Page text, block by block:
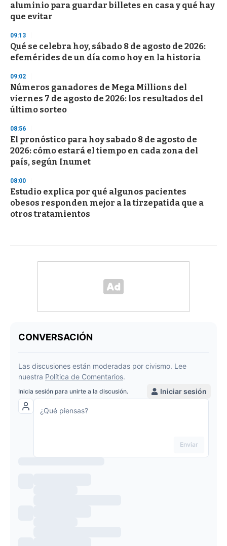
aluminio para guardar billetes en casa y qué hay
que evitar
09:13
Qué se celebra hoy, sábado 8 de agosto de 2026:
efemérides de un día como hoy en la historia
09:02
Números ganadores de Mega Millions del
viernes 7 de agosto de 2026: los resultados del
último sorteo
08:56
El pronóstico para hoy sabado 8 de agosto de
2026: cómo estará el tiempo en cada zona del
país, según Inumet
08:00
Estudio explica por qué algunos pacientes
obesos responden mejor a la tirzepatida que a
otros tratamientos